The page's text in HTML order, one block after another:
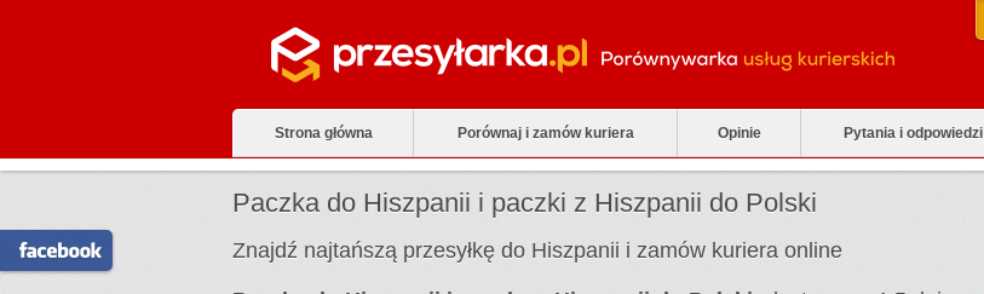
Strona główna Porównaj i zamów kuriera Opinie Pytania i odpowiedzi
Paczka do Hiszpanii i paczki z Hiszpanii do Polski
Znajdź najtańszą przesyłkę do Hiszpanii i zamów kuriera online